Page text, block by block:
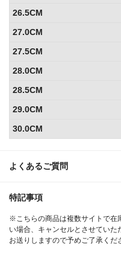
よくあるご質問
特記事項
※こちらの商品は複数サイトで在
い場合、キャンセルとさせてい
お送りしますので予めご了承くだ
26.5CM
27.0CM
27.5CM
28.0CM
28.5CM
29.0CM
30.0CM